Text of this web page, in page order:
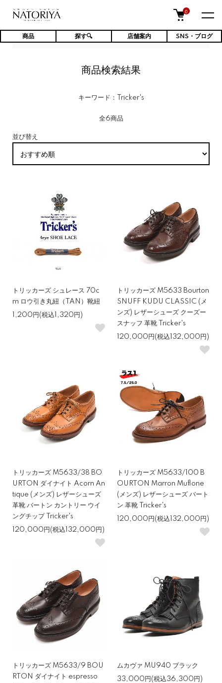
0
商品 探す🔍 店舗案内 SNS・ブログ
TOP 商品検索結果
商品検索結果
キーワード：Tricker's
全6商品
並び替え
トリッカーズ シュレース 70c
m ロウ引き丸紐（TAN）靴紐
1,200円(税込1,320円)
トリッカーズ M5633 Bourton
SNUFF KUDU CLASSIC (メ
ンズ) レザーシューズ クーズー
スナッフ 革靴 Tricker's
120,000円(税込132,000円)
トリッカーズ M5633/38 BO
URTON ダイナイト Acorn An
tique (メンズ) レザーシューズ
革靴 バートン カントリー ウイ
ングチップ Tricker's
120,000円(税込132,000円)
トリッカーズ M5633/100 B
OURTON Marron Muflone
(メンズ) レザーシューズ バート
ン 革靴 Tricker's
120,000円(税込132,000円)
トリッカーズ M5633/9 BOU
RTON ダイナイト espresso
ムカヴァ MU940 ブラック
33,000円(税込36,300円)